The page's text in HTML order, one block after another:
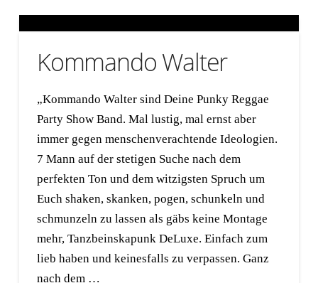
Kommando Walter
„Kommando Walter sind Deine Punky Reggae
Party Show Band. Mal lustig, mal ernst aber
immer gegen menschenverachtende Ideologien.
7 Mann auf der stetigen Suche nach dem
perfekten Ton und dem witzigsten Spruch um
Euch shaken, skanken, pogen, schunkeln und
schmunzeln zu lassen als gäbs keine Montage
mehr, Tanzbeinskapunk DeLuxe. Einfach zum
lieb haben und keinesfalls zu verpassen. Ganz
nach dem …